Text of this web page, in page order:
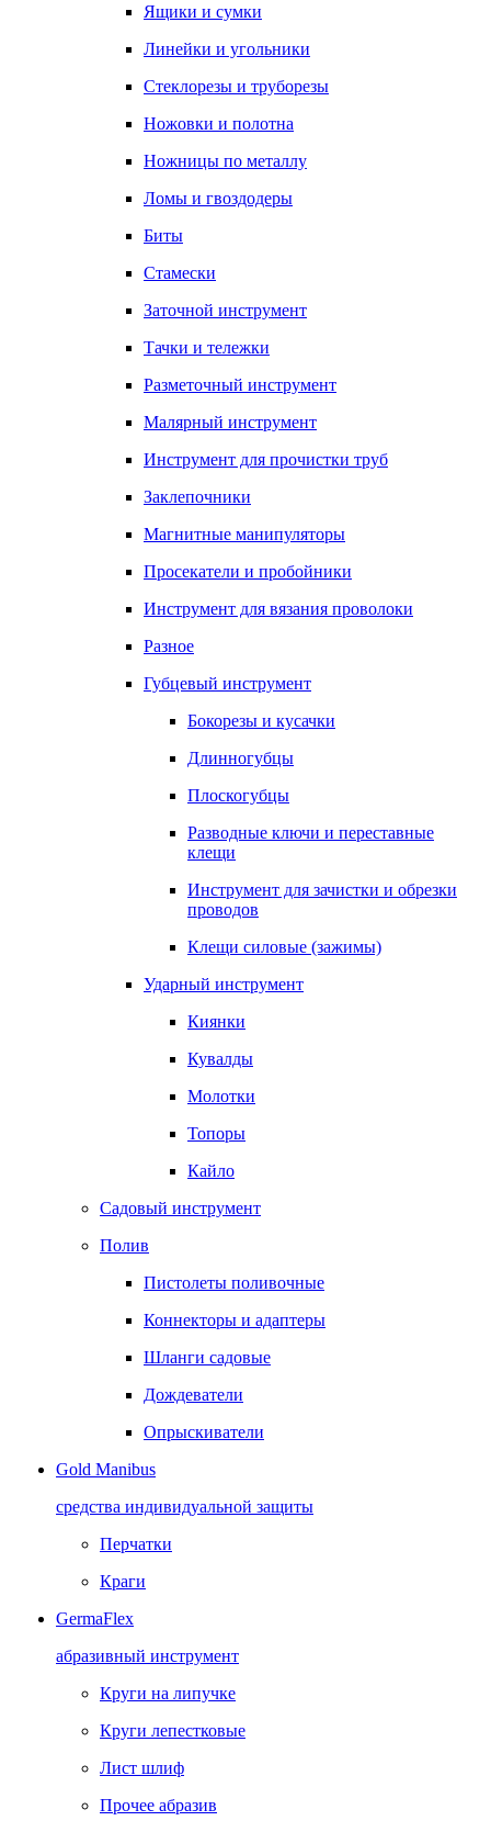
Ящики и сумки
Линейки и угольники
Стеклорезы и труборезы
Ножовки и полотна
Ножницы по металлу
Ломы и гвоздодеры
Биты
Стамески
Заточной инструмент
Тачки и тележки
Разметочный инструмент
Малярный инструмент
Инструмент для прочистки труб
Заклепочники
Магнитные манипуляторы
Просекатели и пробойники
Инструмент для вязания проволоки
Разное
Губцевый инструмент
Бокорезы и кусачки
Длинногубцы
Плоскогубцы
Разводные ключи и переставные
клещи
Инструмент для зачистки и обрезки
проводов
Клещи силовые (зажимы)
Ударный инструмент
Киянки
Кувалды
Молотки
Топоры
Кайло
Садовый инструмент
Полив
Пистолеты поливочные
Коннекторы и адаптеры
Шланги садовые
Дождеватели
Опрыскиватели
Gold Manibus
средства индивидуальной защиты
Перчатки
Краги
GermaFlex
абразивный инструмент
Круги на липучке
Круги лепестковые
Лист шлиф
Прочее абразив